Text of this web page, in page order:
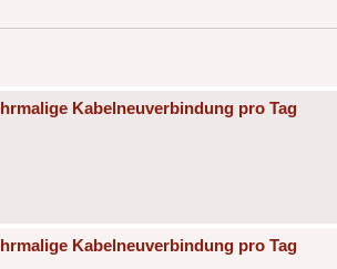
Kabelneuverbindung pro Tag
Kabelneuverbindung pro Tag